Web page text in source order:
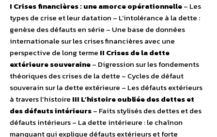
I Crises financières : une amorce opérationnelle– Les
types de crise et leur datation – L’intolérance à la dette :
genèse des défauts en série – Une base de données
internationale sur les crises financières avec une
perspective de long terme II Crises de la dette
extérieure souveraine– Digression sur les fondements
théoriques des crises de la dette – Cycles de défaut
souverain sur la dette extérieure – Les défauts extérieurs
à travers l’histoire III L’histoire oubliée des dettes et
des défauts intérieurs– Faits stylisés des dettes et des
défauts intérieurs – La dette intérieure : le chaînon
manquant qui explique défauts extérieurs et forte